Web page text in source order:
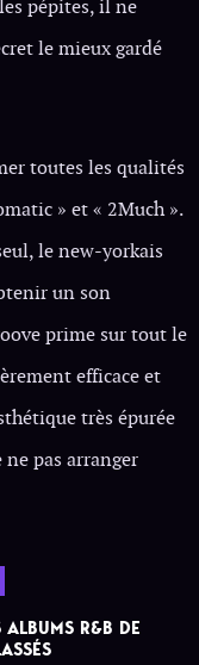
pépites, il ne
le mieux gardé
toutes les qualités
» et « 2Much ».
le new-yorkais
un son
prime sur tout le
efficace et
très épurée
pas arranger
ALBUMS R&B DE